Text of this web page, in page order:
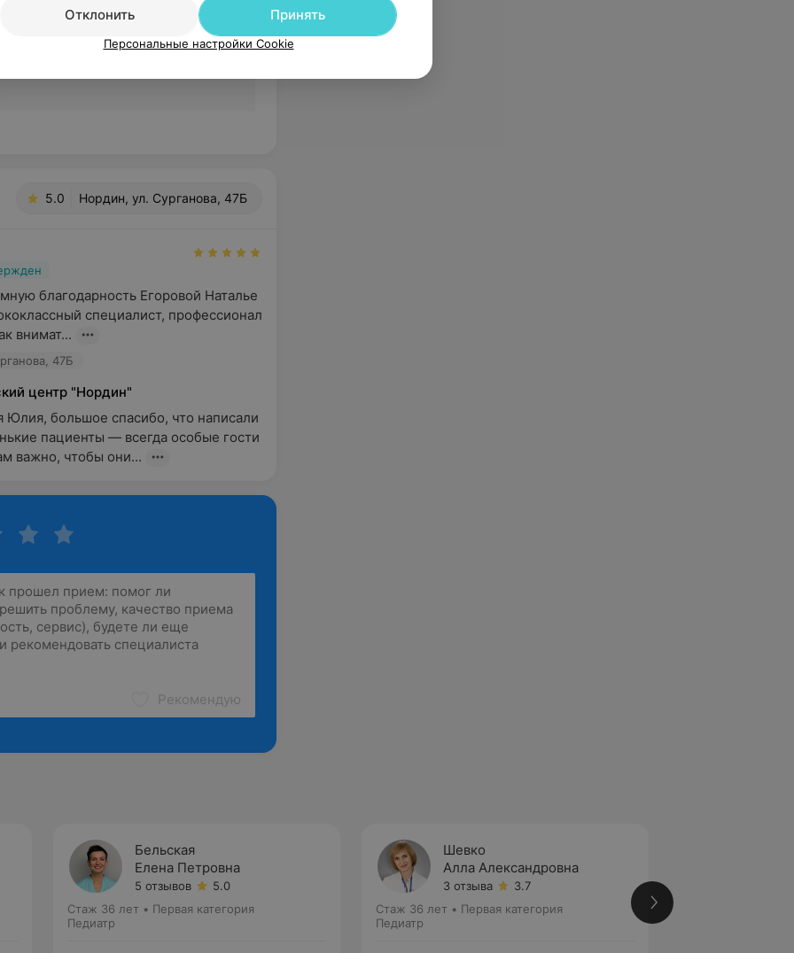
с применением
График работы врача
работы медицинского центра,
необходимо уточнять в
5.0 Нордин, ул. Сурганова, 47Б
благодарность Егоровой Наталье
специалист, профессионал
внимат...
47Б
центр "Нордин"
Юлия, большое спасибо, что написали
пациенты — всегда особые гости
важно, чтобы они...
Рекомендую
Бельская
Елена Петровна
5 отзывов
5.0
Стаж 36 лет • Первая категория
Педиатр
Шевко
Алла Александровна
3 отзыва
3.7
Стаж 36 лет • Первая категория
Педиатр
Отклонить
Принять
Персональные настройки Cookie